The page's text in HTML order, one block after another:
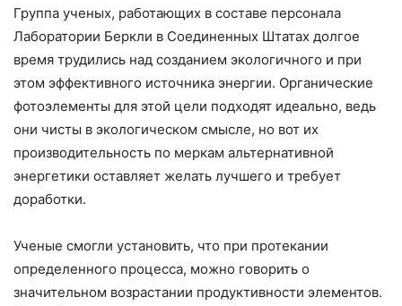
Группа ученых, работающих в составе персонала
Лаборатории Беркли в Соединенных Штатах долгое
время трудились над созданием экологичного и при
этом эффективного источника энергии. Органические
фотоэлементы для этой цели подходят идеально, ведь
они чисты в экологическом смысле, но вот их
производительность по меркам альтернативной
энергетики оставляет желать лучшего и требует
доработки.
Ученые смогли установить, что при протекании
определенного процесса, можно говорить о
значительном возрастании продуктивности элементов.